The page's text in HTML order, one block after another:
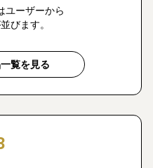
ユーザーから
びます。
覧を見る